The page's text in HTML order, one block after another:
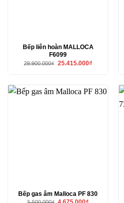
Bếp liên hoàn MALLOCA
F6099
29.900.000₫ Giá
25.415.000₫Giá
25.415.000₫.
Bếp gas âm Malloca PF 830
Giá Giá